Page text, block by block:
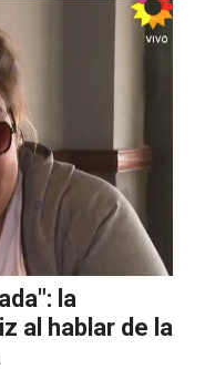
la
al hablar de la